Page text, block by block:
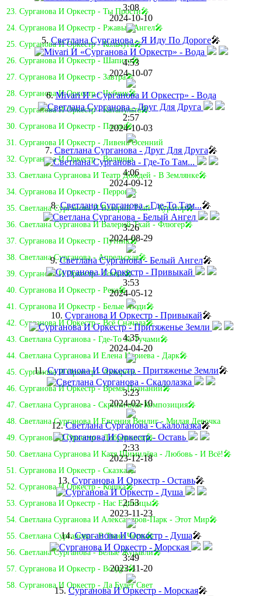
23. Сурганова И Оркестр - Ты Прости🎤
24. Сурганова И Оркестр - Ржавый Ангел🎤
25. Сурганова И Оркестр - Кольчуга🎤
26. Сурганова И Оркестр - Шапито🎤
27. Сурганова И Оркестр - Завтра🎤
28. Сурганова И Оркестр - Чубчик🎤
29. Сурганова И Оркестр - Катапульта🎤
30. Сурганова И Оркестр - Пазлы🎤
31. Сурганова И Оркестр - Ливень Осенний
32. Сурганова И Оркестр - Волчица
33. Светлана Сурганова И Театр Дождей - В Землянке🎤
34. Сурганова И Оркестр - Перрон🎤
35. Светлана Сурганова И Валерий Тхай - Куратор🎤
36. Светлана Сурганова И Валерий Тхай - Флюгер🎤
37. Сурганова И Оркестр - Путник🎤
38. Светлана Сурганова - Апрельская🎤
39. Сурганова И Оркестр - Гонки🎤
40. Сурганова И Оркестр - Река🎤
41. Сурганова И Оркестр - Белые Люди🎤
42. Сурганова И Оркестр - Всё Сначала🎤
43. Светлана Сурганова - Где-То За Тучами🎤
44. Светлана Сурганова И Елена Нуриева - Дарк🎤
45. Сурганова И Оркестр - Акварель
46. Сурганова И Оркестр - Время Познаний🎤
47. Светлана Сурганова - Скрипичная Композиция🎤
48. Светлана Сурганова И Евгения Венлиг - Милая Девочка
49. Сурганова И Оркестр - Доброволец🎤
50. Светлана Сурганова И Катя Шимилёва - Любовь - И Всё!🎤
51. Сурганова И Оркестр - Сказка🎤
52. Сурганова И Оркестр - Кошка🎤
53. Сурганова И Оркестр - Нас Единицы🎤
54. Светлана Сурганова И Александров-Парк - Этот Мир🎤
55. Светлана Сурганова - В Твою Честь🎤
56. Светлана Сурганова - Белые Журавли🎤
57. Сурганова И Оркестр - Воздух🎤
58. Сурганова И Оркестр - Да Будет Свет
3:08
2024-10-10
5. Светлана Сурганова - Я Иду По Дороге🎤
4:53
2024-10-07
6.Mivari И «Сурганова И Оркестр» - Вода
2:57
2024-10-03
7. Светлана Сурганова - Друг Для Друга🎤
4:06
2024-09-12
8.Светлана Сурганова - Где-То Там...🎤
3:26
2024-08-29
9.Светлана Сурганова - Белый Ангел🎤
3:53
2024-05-12
10. Сурганова И Оркестр - Привыкай🎤
4:35
2024-04-20
11.Сурганова И Оркестр - Притяженье Земли🎤
3:23
2024-02-10
12.Светлана Сурганова - Скалолазка🎤
2:33
2023-12-18
13. Сурганова И Оркестр - Оставь🎤
2:53
2023-11-23
14.Сурганова И Оркестр - Душа🎤
3:49
2023-11-20
15.Сурганова И Оркестр - Морская🎤